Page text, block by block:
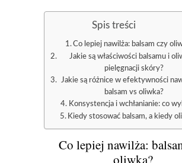
Spis treści
Co lepiej nawilża: balsam czy
Jakie są właściwości balsamu i
pielęgnacji skóry?
Jakie są różnice w efektywności
balsam vs oliwka?
Konsystencja i wchłanianie: co
Kiedy stosować balsam, a kiedy
Co lepiej nawilża:
oliwka?